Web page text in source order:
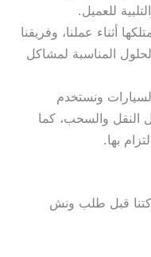
للعميل.
أثناء عملنا، وفريقنا
المناسبة لمشاكل
ونستخدم
النقل والسحب، كما
بها.
قبل طلب ونش